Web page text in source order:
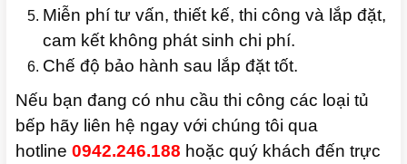
Miễn phí tư vấn, thiết kế, thi công và lắp đặt,
cam kết không phát sinh chi phí.
Chế độ bảo hành sau lắp đặt tốt.
Nếu bạn đang có nhu cầu thi công các loại tủ
bếp hãy liên hệ ngay với chúng tôi qua
hotline 0942.246.188 hoặc quý khách đến trực